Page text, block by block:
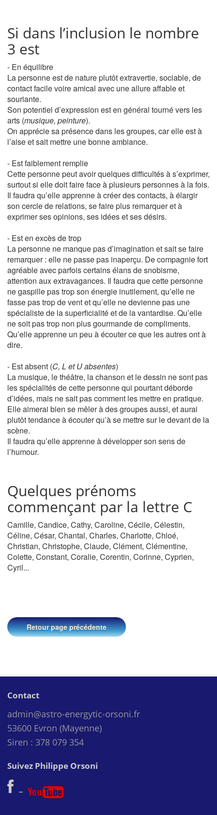
Si dans l’inclusion le nombre
3 est
- En équilibre
La personne est de nature plutôt extravertie, sociable, de
contact facile voire amical avec une allure affable et
souriante.
Son potentiel d’expression est en général tourné vers les
arts (musique, peinture).
On apprécie sa présence dans les groupes, car elle est à
l’aise et sait mettre une bonne ambiance.
- Est faiblement remplie
Cette personne peut avoir quelques difficultés à s’exprimer,
surtout si elle doit faire face à plusieurs personnes à la fois.
Il faudra qu’elle apprenne à créer des contacts, à élargir
son cercle de relations, se faire plus remarquer et à
exprimer ses opinions, ses idées et ses désirs.
- Est en excès de trop
La personne ne manque pas d’imagination et sait se faire
remarquer : elle ne passe pas inaperçu. De compagnie fort
agréable avec parfois certains élans de snobisme,
attention aux extravagances. Il faudra que cette personne
ne gaspille pas trop son énergie inutilement, qu’elle ne
fasse pas trop de vent et qu’elle ne devienne pas une
spécialiste de la superficialité et de la vantardise. Qu’elle
ne soit pas trop non plus gourmande de compliments.
Qu’elle apprenne un peu à écouter ce que les autres ont à
dire.
- Est absent (C, L et U absentes)
La musique, le théâtre, la chanson et le dessin ne sont pas
les spécialités de cette personne qui pourtant déborde
d’idées, mais ne sait pas comment les mettre en pratique.
Elle aimerai bien se mêler à des groupes aussi, et aurai
plutôt tendance à écouter qu’à se mettre sur le devant de la
scène.
Il faudra qu’elle apprenne à développer son sens de
l’humour.
Quelques prénoms
commençant par la lettre C
Camille, Candice, Cathy, Caroline, Cécile, Célestin,
Céline, César, Chantal, Charles, Charlotte, Chloé,
Christian, Christophe, Claude, Clément, Clémentine,
Colette, Constant, Coralie, Corentin, Corinne, Cyprien,
Cyril...
Retour page précédente
Contact
admin@astro-energytic-orsoni.fr
53600 Evron (Mayenne)
Siren : 378 079 354
Suivez Philippe Orsoni
-